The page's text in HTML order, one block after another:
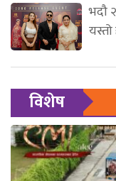
भदौ
विशेष